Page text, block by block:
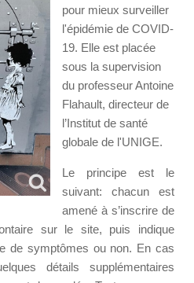
pour mieux surveiller
l'épidémie de COVID-
19. Elle est placée
sous la supervision
du professeur Antoine
Flahault, directeur de
l’Institut de santé
globale de l'UNIGE.
Le principe est le
suivant: chacun est
amené à s’inscrire de
sur le site, puis indique
de symptômes ou non. En cas
détails supplémentaires